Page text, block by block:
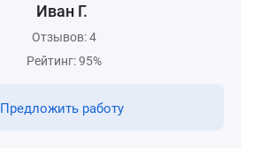
Иван Г.
Отзывов: 4
Рейтинг: 95%
Предложить работу